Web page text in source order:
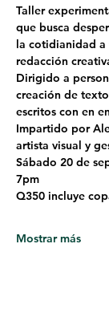
Taller
que busca
la cotidianidad a
redacción
Dirigido a
creación de
escritos con en
Impartido por
artista visual y
Sábado 20 de
7pm
Q350 incluye
Mostrar más